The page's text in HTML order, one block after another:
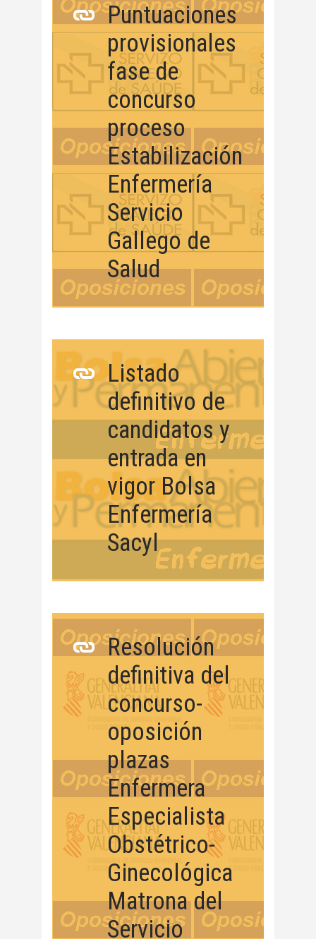
Puntuaciones
provisionales
fase de
concurso
proceso
Estabilización
Enfermería
Servicio
Gallego de
Salud
Listado
definitivo de
candidatos y
entrada en
vigor Bolsa
Enfermería
Sacyl
Resolución
definitiva del
concurso-
oposición
plazas
Enfermera
Especialista
Obstétrico-
Ginecológica
Matrona del
Servicio